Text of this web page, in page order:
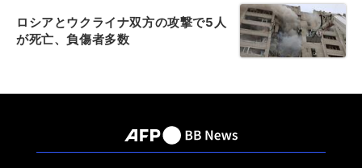
ロシアとウクライナ双方の攻撃で5人
が死亡、負傷者多数